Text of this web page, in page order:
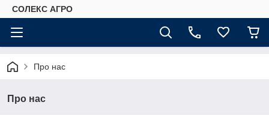
СОЛЕКС АГРО
Про нас
Про нас